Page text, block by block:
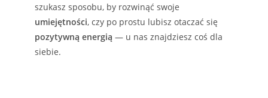
szukasz sposobu, by rozwinąć swoje
umiejętności, czy po prostu lubisz otaczać się
pozytywną energią — u nas znajdziesz coś dla
siebie.